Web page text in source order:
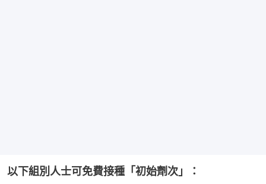
以下組別人士可免費接種「初始劑次」：